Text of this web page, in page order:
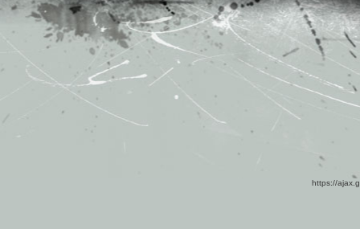
https://